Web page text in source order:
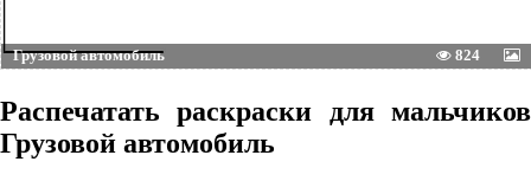
Грузовой автомобиль 824
Распечатать раскраски для мальчиков
Грузовой автомобиль